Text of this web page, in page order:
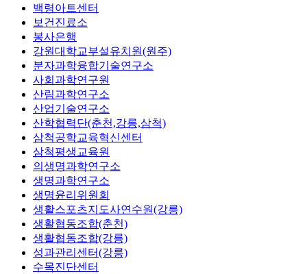
백령아트센터
보건진료소
봉사은행
강원대학교부설유치원(원주)
분자과학융합기술연구소
사회과학연구원
산림과학연구소
산업기술연구소
산학협력단(춘천,강릉,삼척)
삼척공학교육혁신센터
삼척평생교육원
의생명과학연구소
생명과학연구소
생명윤리위원회
생활스포츠지도사연수원(강릉)
생활협동조합(춘천)
생활협동조합(강릉)
성과관리센터(강릉)
수목진단센터